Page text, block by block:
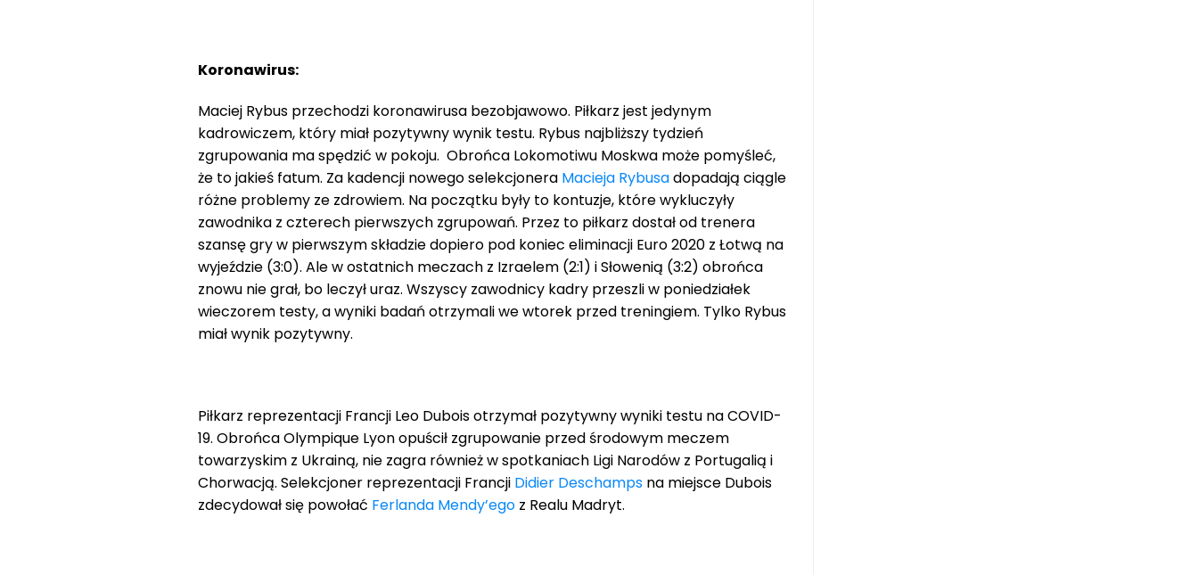
Koronawirus:
Maciej Rybus przechodzi koronawirusa bezobjawowo. Piłkarz jest jedynym
kadrowiczem, który miał pozytywny wynik testu. Rybus najbliższy tydzień
zgrupowania ma spędzić w pokoju. Obrońca Lokomotiwu Moskwa może pomyśleć,
że to jakieś fatum. Za kadencji nowego selekcjonera Macieja Rybusadopadają ciągle
różne problemy ze zdrowiem. Na początku były to kontuzje, które wykluczyły
zawodnika z czterech pierwszych zgrupowań. Przez to piłkarz dostał od trenera
szansę gry w pierwszym składzie dopiero pod koniec eliminacji Euro 2020 z Łotwą na
wyjeździe (3:0). Ale w ostatnich meczach z Izraelem (2:1) i Słowenią (3:2) obrońca
znowu nie grał, bo leczył uraz. Wszyscy zawodnicy kadry przeszli w poniedziałek
wieczorem testy, a wyniki badań otrzymali we wtorek przed treningiem. Tylko Rybus
miał wynik pozytywny.
Piłkarz reprezentacji Francji Leo Dubois otrzymał pozytywny wyniki testu na COVID-
19. Obrońca Olympique Lyon opuścił zgrupowanie przed środowym meczem
towarzyskim z Ukrainą, nie zagra również w spotkaniach Ligi Narodów z Portugalią i
Chorwacją. Selekcjoner reprezentacji Francji Didier Deschamps na miejsce Dubois
zdecydował się powołać Ferlanda Mendy’ego z Realu Madryt.